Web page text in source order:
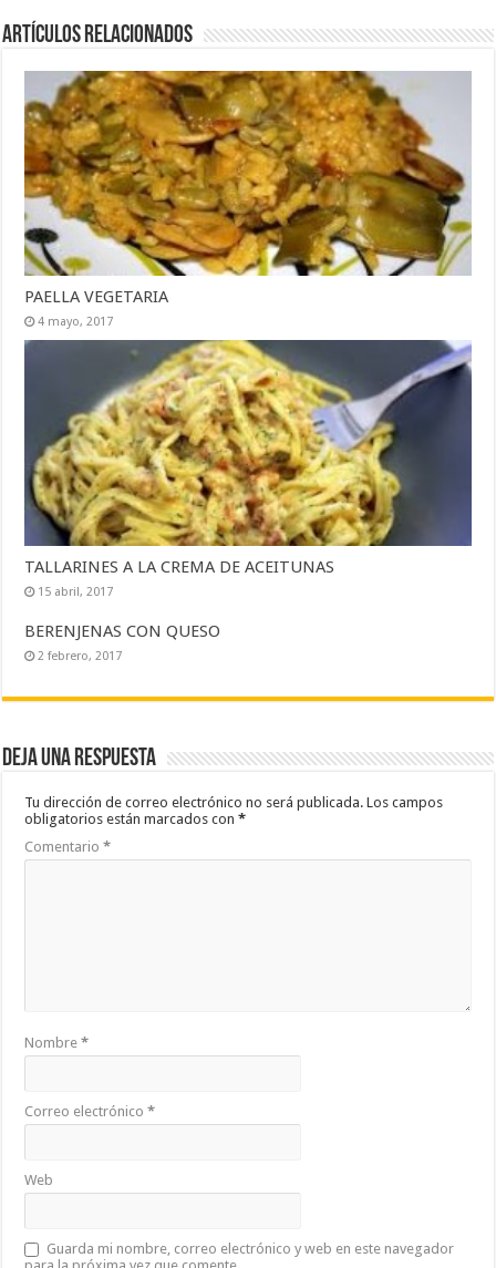
Artículos Relacionados
PAELLA VEGETARIA
4 mayo, 2017
TALLARINES A LA CREMA DE ACEITUNAS
15 abril, 2017
BERENJENAS CON QUESO
2 febrero, 2017
Deja una respuesta
Tu dirección de correo electrónico no será publicada. Los campos
obligatorios están marcados con*
Comentario*
Nombre*
Correo electrónico*
Web
Guarda mi nombre, correo electrónico y web en este navegador